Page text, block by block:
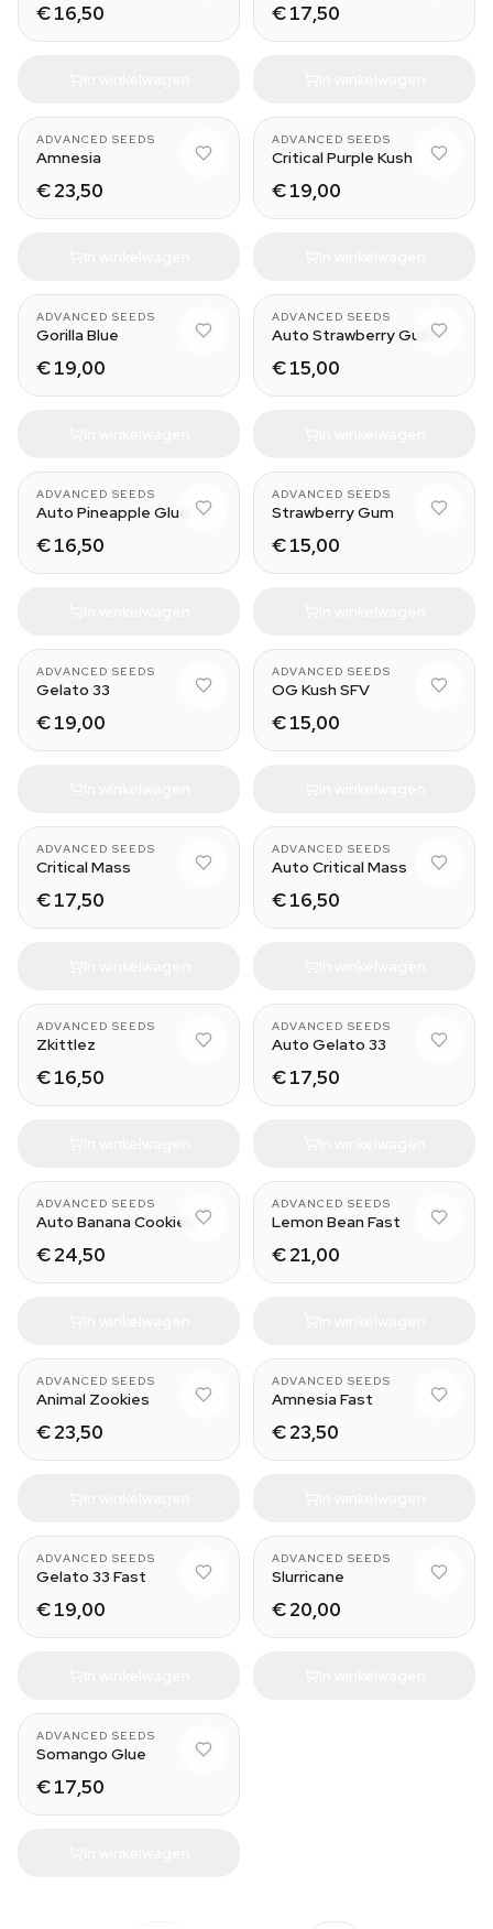
€ 16,50 € 17,50
ADVANCED SEEDS
Amnesia
€ 23,50
ADVANCED SEEDS
Critical Purple Kush
€ 19,00
ADVANCED SEEDS
Gorilla Blue
€ 19,00
ADVANCED SEEDS
Auto Strawberry Gum
€ 15,00
ADVANCED SEEDS
Auto Pineapple Glue
€ 16,50
ADVANCED SEEDS
Strawberry Gum
€ 15,00
ADVANCED SEEDS
Gelato 33
€ 19,00
ADVANCED SEEDS
OG Kush SFV
€ 15,00
ADVANCED SEEDS
Critical Mass
€ 17,50
ADVANCED SEEDS
Auto Critical Mass
€ 16,50
ADVANCED SEEDS
Zkittlez
€ 16,50
ADVANCED SEEDS
Auto Gelato 33
€ 17,50
ADVANCED SEEDS
Auto Banana Cookies
€ 24,50
ADVANCED SEEDS
Lemon Bean Fast
€ 21,00
ADVANCED SEEDS
Animal Zookies
€ 23,50
ADVANCED SEEDS
Amnesia Fast
€ 23,50
ADVANCED SEEDS
Gelato 33 Fast
€ 19,00
ADVANCED SEEDS
Slurricane
€ 20,00
ADVANCED SEEDS
Somango Glue
€ 17,50